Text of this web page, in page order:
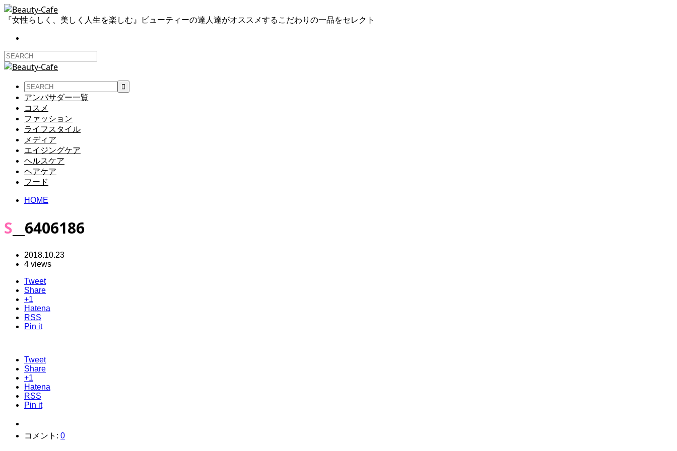
『女性らしく、美しく人生を楽しむ』ビューティーの達人達がオススメするこだわりの一品をセレクト
アンバサダー一覧
コスメ
ファッション
ライフスタイル
メディア
エイジングケア
ヘルスケア
ヘアケア
フード
HOME
S__6406186
2018.10.23
4 views
Tweet
Share
+1
Hatena
RSS
Pin it
Tweet
Share
+1
Hatena
RSS
Pin it
コメント: 0